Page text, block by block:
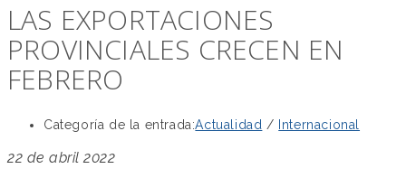
LAS EXPORTACIONES
PROVINCIALES CRECEN EN
FEBRERO
Categoría de la entrada:Actualidad / Internacional
22 de abril 2022